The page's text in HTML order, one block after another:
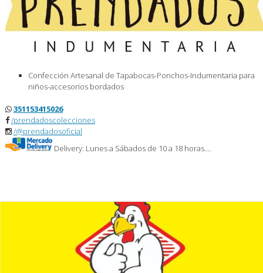
Confección Artesanal de Tapabocas-Ponchos-Indumentaria para
niños-accesorios bordados
351153415026
/prendadoscolecciones
/@prendadosoficial
Delivery: Lunes a Sábados de 10 a 18 horas.…